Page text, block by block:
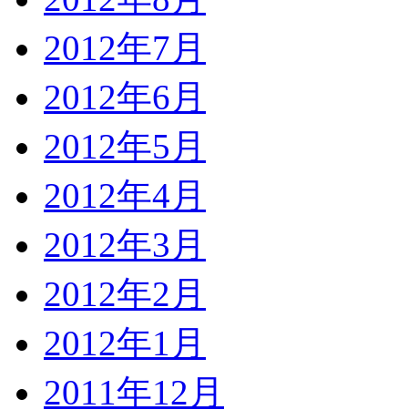
2012年7月
2012年6月
2012年5月
2012年4月
2012年3月
2012年2月
2012年1月
2011年12月